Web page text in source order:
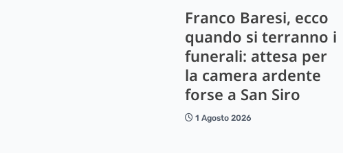
Franco Baresi, ecco
quando si terranno i
funerali: attesa per
la camera ardente
forse a San Siro
1 Agosto 2026